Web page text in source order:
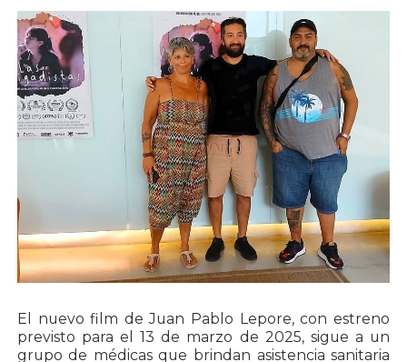
El nuevo film de Juan Pablo Lepore, con estreno
previsto para el 13 de marzo de 2025, sigue a un
grupo de médicas que brindan asistencia sanitaria